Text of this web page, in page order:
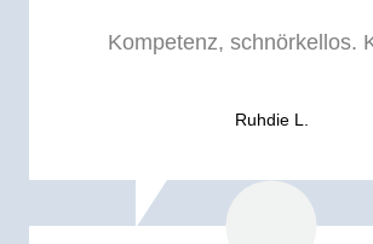
Kompetenz, schnörkellos.
Ruhdie L.